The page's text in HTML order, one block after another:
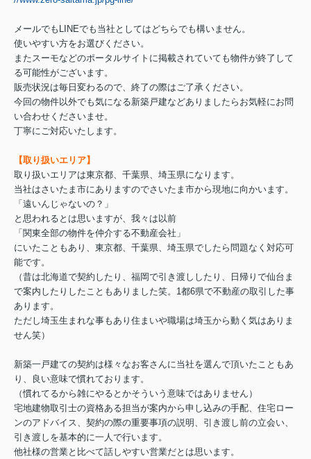
メールでもLINEでも当社としてはどちらでも構いません。
使いやすい方をお選びください。
またスーモなどのポータルサイトに掲載されていても物件が終了して
る可能性がございます。
販売状況は毎日変わるので、終了の際はご了承ください。
今回の物件以外でも気になる新築戸建などありましたらお気軽にお問
い合わせくださいませ。
丁寧にご対応いたします。
【取り扱いエリア】
取り扱いエリアは東京都、千葉県、埼玉県になります。
当社はさいたま市にありますのでさいたま市から現地に向かいます。
「遠いんじゃないの？」
と思われるとは思いますが、我々は以前
「関東全部の物件を仲介する不動産会社」
にいたこともあり、東京都、千葉県、埼玉県でしたら問題なく対応可
能です。
（昔は北海道で契約したり、福岡で引き渡ししたり、日帰りで仙台ま
で案内したりしたこともありました笑。1都6県で不動産の取引した事
あります。
ただし埼玉生まれな事もあり住まいや職場は埼玉から動く気はありま
せん笑）
新築一戸建ての契約は様々なお客さんに当社を選んで頂いたこともあ
り、良い意味で慣れております。
（慣れてるから雑にやるとかそういう意味ではありません）
宅地建物取引士の資格ある担当が案内から申し込みの手配、住宅ロー
ンのアドバイス、契約の際の重要事項の説明、引き渡し前の立会い、
引き渡しを基本的に一人で行います。
他社様の営業と比べて話しやすい営業だとは思います。